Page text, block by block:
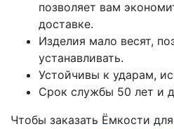
позволяет вам
доставке.
Изделия мало весят,
устанавливать.
Устойчивы к ударам,
Срок службы 50 лет и
Чтобы заказать Ёмкости